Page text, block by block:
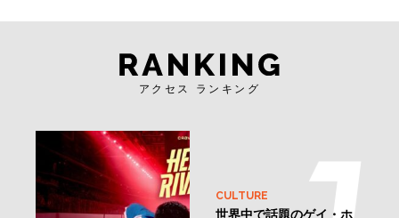
アクセス ランキング
CULTURE
世界中で話題のゲイ・ホ